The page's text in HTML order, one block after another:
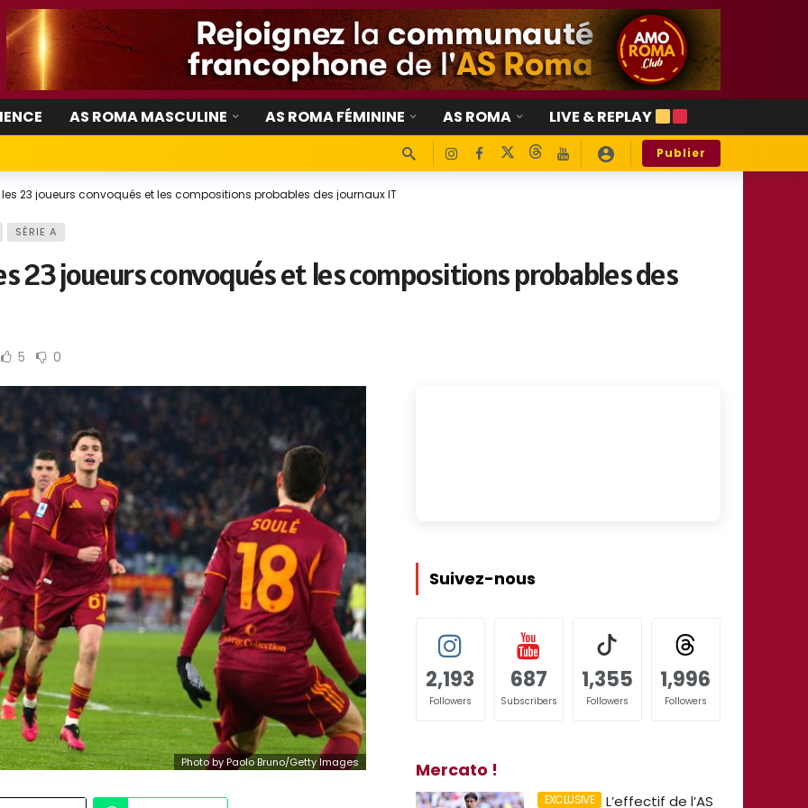
AS ROMA MASCULINE AS ROMA FÉMININE AS ROMA LIVE & REPLAY
Publier
23 joueurs convoqués et les compositions probables des journaux IT
SÉRIE A
23 joueurs convoqués et les compositions probables des
5 0
Photo by Paolo Bruno/Getty Images
Suivez-nous
2,193
Followers
687
Subscribers
1,355
Followers
1,996
Followers
Mercato !
L’effectif de l’AS